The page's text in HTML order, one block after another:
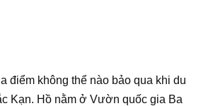
điểm không thể nào bảo qua khi du
Kạn. Hồ nằm ở Vườn quốc gia Ba